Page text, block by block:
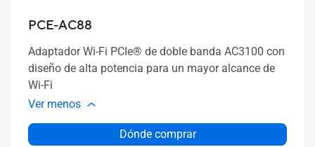
PCE-AC88
Adaptador Wi-Fi PCIe® de doble banda AC3100 con
diseño de alta potencia para un mayor alcance de
Wi-Fi
Ver menos
Dónde comprar